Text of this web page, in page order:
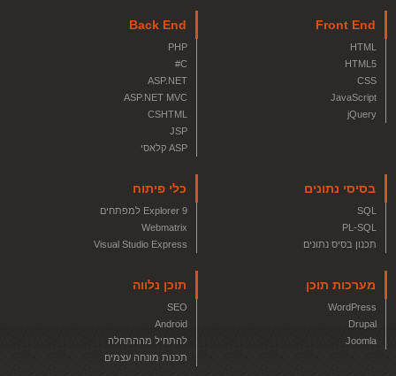
Front End
HTML
HTML5
CSS
JavaScript
jQuery
Back End
PHP
C#
ASP.NET
ASP.NET MVC
CSHTML
JSP
ASP קלאסי
בסיסי נתונים
SQL
PL-SQL
תכנון בסיס נתונים
כלי פיתוח
Explorer 9 למפתחים
Webmatrix
Visual Studio Express
מערכות תוכן
WordPress
Drupal
Joomla
תוכן נלווה
SEO
Android
להתחיל מההתחלה
תכנות מונחה עצמים